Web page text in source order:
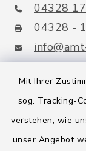
Mit Ihrer
sog. Tracking-
verstehen, wie
unser Angebot
04328
04328 -
Quicklinks
Amt